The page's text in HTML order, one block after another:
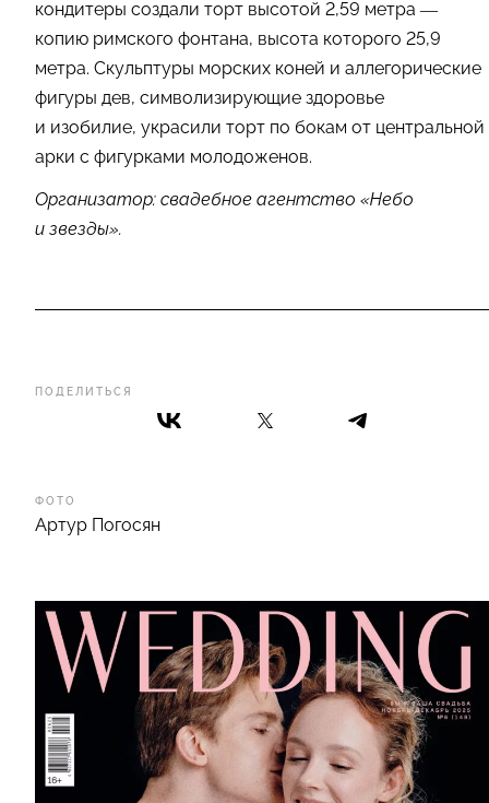
ПОДЕЛИТЬСЯ
ФОТО
Артур Погосян
кондитеры создали торт высотой 2,59 метра —
копию римского фонтана, высота которого 25,9
метра. Скульптуры морских коней и аллегорические
фигуры дев, символизирующие здоровье
и изобилие, украсили торт по бокам от центральной
арки с фигурками молодоженов.
Организатор: свадебное агентство «Небо
и звезды».